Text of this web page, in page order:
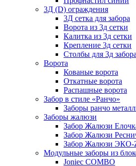
3Д (D) ограждения
3Д сетка для забора
Ворота из 3д сетки
Калитка из 3д сетки
Крепление 3д сетки
Столбы для 3д забора
Ворота
Кованые ворота
Откатные ворота
Распашные ворота
Забор в стиле «Ранчо»
Заборы ранчо
Заборы жалюзи
Забор Жалюзи
Забор Жалюзи
Забор Жалюзи ЭКО-
Модульные заборы из
Joniec COMBO